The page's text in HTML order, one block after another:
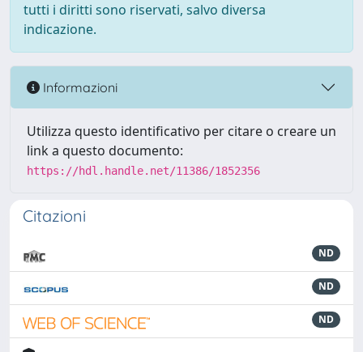
tutti i diritti sono riservati, salvo diversa
indicazione.
Informazioni
Utilizza questo identificativo per citare o creare un
link a questo documento:
https://hdl.handle.net/11386/1852356
Citazioni
ND
ND
ND